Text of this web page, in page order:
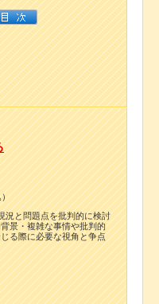
）
況と問題点を批判的に検討
景・複雑な事情や批判的
る際に必要な視角と争点